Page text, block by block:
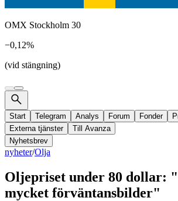
OMX Stockholm 30
−0,12%
(vid stängning)
Start Telegram Analys Forum Fonder
Externa tjänster
Till Avanza
Nyhetsbrev
nyheter/Olja
Oljepriset under 80 dollar:
mycket förväntansbilder"